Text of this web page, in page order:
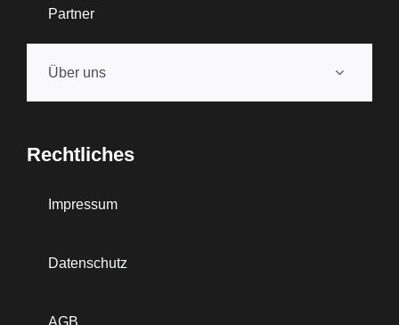
Partner
Über uns
Rechtliches
Impressum
Datenschutz
AGB